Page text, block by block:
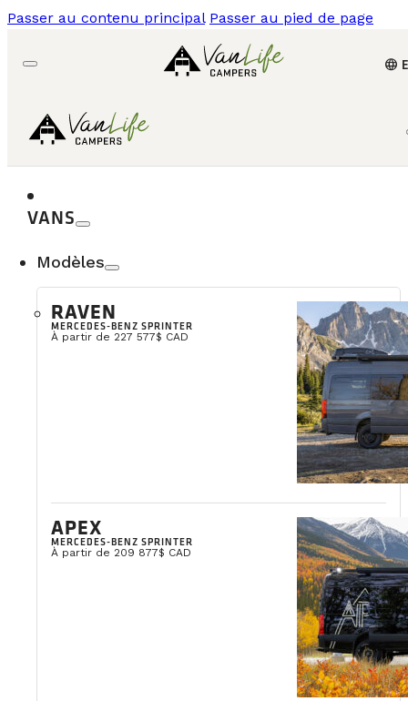
Passer au contenu principal Passer au pied de page
language
VANS
Modèles
RAVEN
MERCEDES-BENZ SPRINTER
À partir de 227 577$ CAD
APEX
MERCEDES-BENZ SPRINTER
À partir de 209 877$ CAD